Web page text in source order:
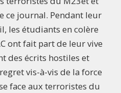
ce journal. Pendant leur
les étudiants en colère
ont fait part de leur vive
des écrits hostiles et
vis-à-vis de la force
face aux terroristes du